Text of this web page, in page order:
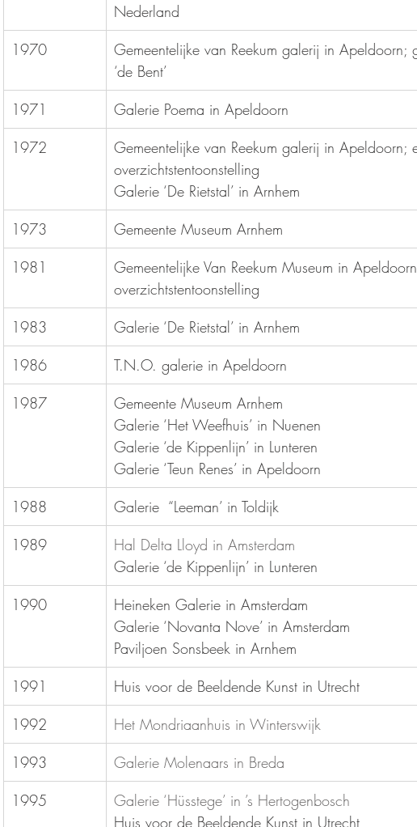
Nederland
1970
​Gemeentelijke van Reekum galerij in Apeldoorn;
‘de Bent’
1971
Galerie Poema in Apeldoorn
1972
Gemeentelijke van Reekum galerij in Apeldoorn;
overzichtstentoonstelling
Galerie ‘De Rietstal’ in Arnhem
1973
Gemeente Museum Arnhem
1981
Gemeentelijke Van Reekum Museum in
overzichtstentoonstelling
1983
Galerie ‘De Rietstal’ in Arnhem
1986
T.N.O. galerie in Apeldoorn
1987
​Gemeente Museum Arnhem
Galerie ‘Het Weefhuis’ in Nuenen
Galerie ‘de Kippenlijn’ in Lunteren
Galerie ‘Teun Renes’ in Apeldoorn
1988
Galerie  “Leeman’ in Toldijk
1989
Hal Delta Lloyd in Amsterdam
Galerie ‘de Kippenlijn’ in Lunteren
1990
Heineken Galerie in Amsterdam​
Galerie ‘Novanta Nove’ in Amsterdam
Paviljoen Sonsbeek in Arnhem
1991
Huis voor de Beeldende Kunst in Utrecht
1992
Het Mondriaanhuis in Winterswijk
1993
Galerie Molenaars in Breda
1995
Galerie ‘Hüsstege’ in ’s Hertogenbosch
​Huis voor de Beeldende Kunst in Utrecht